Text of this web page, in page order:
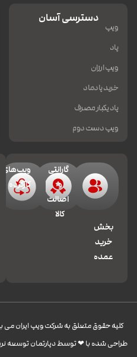
دسترسی آسان
ویپ
پاد
ویپ ارزان
خرید پادماد
پاد یکبار مصرف
ویپ دست دوم
بخش
خرید
عمده
گارانتی
و
اصالت
کالا
ویپ‌های
کارکرده
کليه حقوق متعلق به شرکت ویپ ایران می
طراحی شده با ❤︎ توسط دپارتمان توسعه نرم